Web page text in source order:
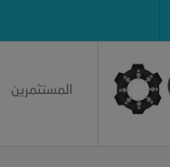
المستثمرين